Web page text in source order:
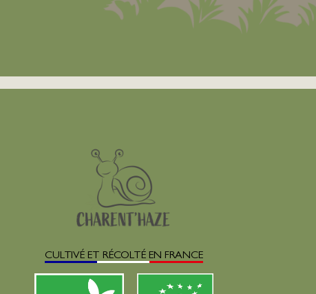
CULTIVÉ ET RÉCOLTÉ EN FRANCE